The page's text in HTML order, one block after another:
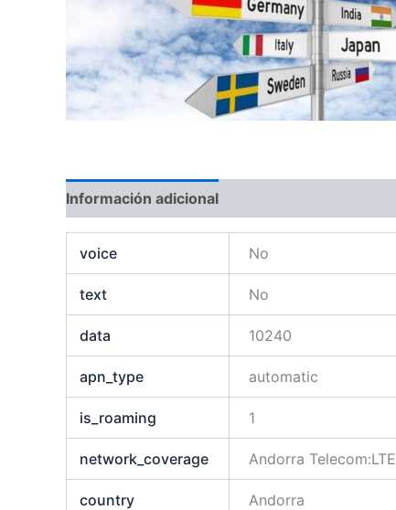
Información adicional
voice No
text No
data 10240
apn_type automatic
is_roaming 1
network_coverage Andorra Telecom:LTE
country Andorra